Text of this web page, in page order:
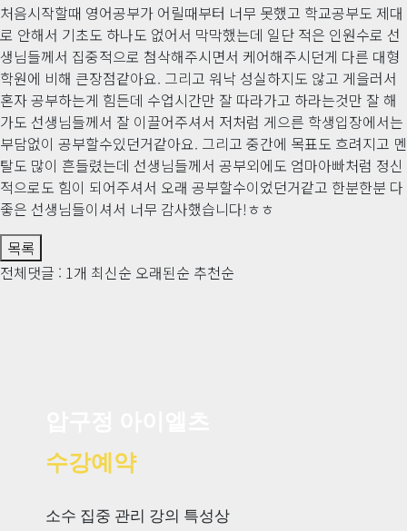
처음시작할때 영어공부가 어릴때부터 너무 못했고 학교공부도 제대
로 안해서 기초도 하나도 없어서 막막했는데 일단 적은 인원수로 선
생님들께서 집중적으로 첨삭해주시면서 케어해주시던게 다른 대형
학원에 비해 큰장점같아요. 그리고 워낙 성실하지도 않고 게을러서
혼자 공부하는게 힘든데 수업시간만 잘 따라가고 하라는것만 잘 해
가도 선생님들께서 잘 이끌어주셔서 저처럼 게으른 학생입장에서는
부담없이 공부할수있던거같아요. 그리고 중간에 목표도 흐려지고 멘
탈도 많이 흔들렸는데 선생님들께서 공부외에도 엄마아빠처럼 정신
적으로도 힘이 되어주셔서 오래 공부할수이었던거같고 한분한분 다
좋은 선생님들이셔서 너무 감사했습니다!ㅎㅎ
목록
전체댓글 : 1개 최신순 오래된순 추천순
수강예약
소수 집중 관리 강의 특성상